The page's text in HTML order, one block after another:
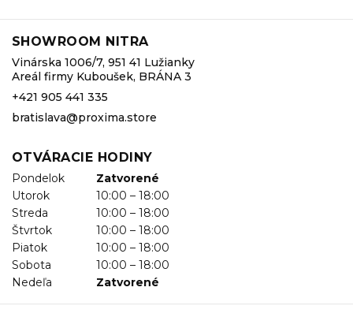
SHOWROOM NITRA
Vinárska 1006/7, 951 41 Lužianky
Areál firmy Kuboušek, BRÁNA 3
+421 905 441 335
bratislava@proxima.store
OTVÁRACIE HODINY
Pondelok
Zatvorené
Utorok
10:00 – 18:00
Streda
10:00 – 18:00
Štvrtok
10:00 – 18:00
Piatok
10:00 – 18:00
Sobota
10:00 – 18:00
Nedeľa
Zatvorené